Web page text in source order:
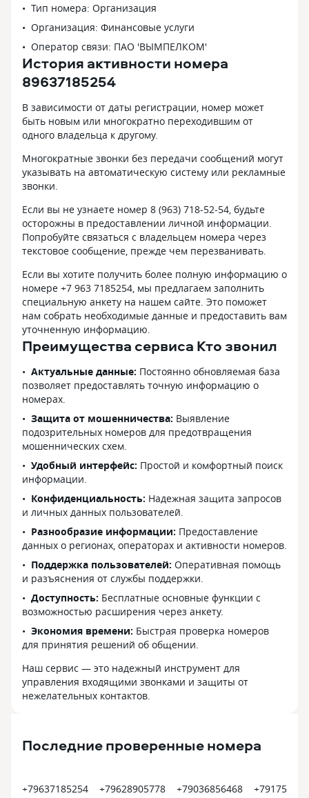
Тип номера: Организация
Организация: Финансовые услуги
Оператор связи: ПАО 'ВЫМПЕЛКОМ'
История активности номера
89637185254
В зависимости от даты регистрации, номер может
быть новым или многократно переходившим от
одного владельца к другому.
Многократные звонки без передачи сообщений могут
указывать на автоматическую систему или рекламные
звонки.
Если вы не узнаете номер 8 (963) 718-52-54, будьте
осторожны в предоставлении личной информации.
Попробуйте связаться с владельцем номера через
текстовое сообщение, прежде чем перезванивать.
Если вы хотите получить более полную информацию о
номере +7 963 7185254, мы предлагаем заполнить
специальную анкету на нашем сайте. Это поможет
нам собрать необходимые данные и предоставить вам
уточненную информацию.
Преимущества сервиса Кто звонил
Актуальные данные: Постоянно обновляемая база
позволяет предоставлять точную информацию о
номерах.
Защита от мошенничества: Выявление
подозрительных номеров для предотвращения
мошеннических схем.
Удобный интерфейс: Простой и комфортный поиск
информации.
Конфиденциальность: Надежная защита запросов
и личных данных пользователей.
Разнообразие информации: Предоставление
данных о регионах, операторах и активности номеров.
Поддержка пользователей: Оперативная помощь
и разъяснения от службы поддержки.
Доступность: Бесплатные основные функции с
возможностью расширения через анкету.
Экономия времени: Быстрая проверка номеров
для принятия решений об общении.
Наш сервис — это надежный инструмент для
управления входящими звонками и защиты от
нежелательных контактов.
Последние проверенные номера
+79637185254
+79628905778
+79036856468